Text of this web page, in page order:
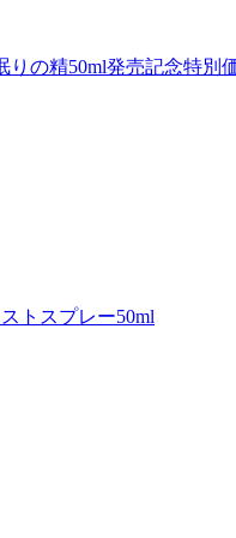
りの精50ml発売記念特別
トスプレー50ml